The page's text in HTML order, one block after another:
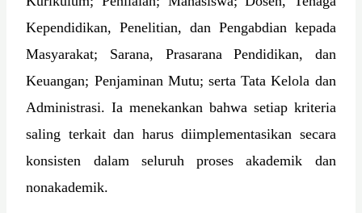
Kependidikan, Penelitian, dan Pengabdian kepada
Masyarakat; Sarana, Prasarana Pendidikan, dan
Keuangan; Penjaminan Mutu; serta Tata Kelola dan
Administrasi. Ia menekankan bahwa setiap kriteria
saling terkait dan harus diimplementasikan secara
konsisten dalam seluruh proses akademik dan
nonakademik.